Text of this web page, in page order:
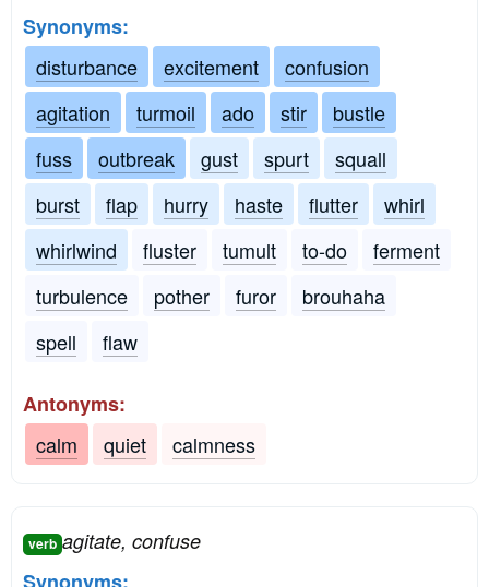
Synonyms:
disturbance
excitement
confusion
agitation
turmoil ado stir
bustle
fuss
outbreak gust spurt
squall
burst
flap hurry haste flutter
whirl
whirlwind
fluster tumult to-do
ferment
turbulence
pother furor
brouhaha
spell
flaw
Antonyms:
calm
quiet calmness
verb agitate, confuse
Synonyms: